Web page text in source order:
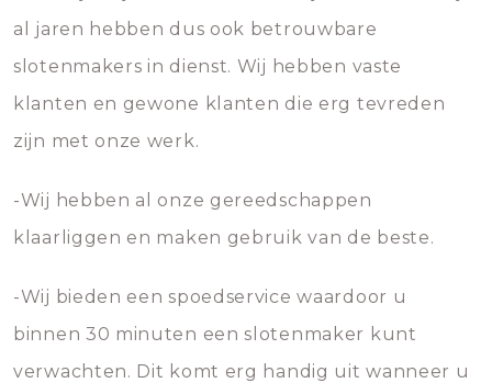
al jaren hebben dus ook betrouwbare
slotenmakers in dienst. Wij hebben vaste
klanten en gewone klanten die erg tevreden
zijn met onze werk.
-Wij hebben al onze gereedschappen
klaarliggen en maken gebruik van de beste.
-Wij bieden een spoedservice waardoor u
binnen 30 minuten een slotenmaker kunt
verwachten. Dit komt erg handig uit wanneer u